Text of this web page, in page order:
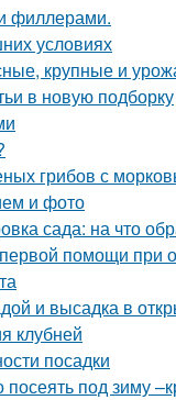
филлерами.
условиях
крупные и
в новую подборку
грибов с
и фото
сада: на что
помощи при
и высадка в
клубней
посадки
под зиму